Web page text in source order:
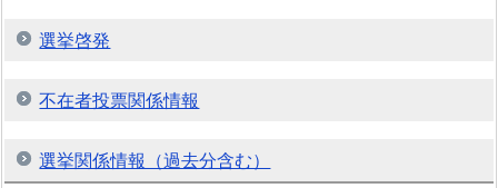
選挙啓発
不在者投票関係情報
選挙関係情報（過去分含む）